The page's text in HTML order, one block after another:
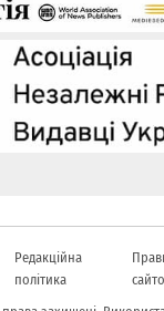
Редакційна
політика